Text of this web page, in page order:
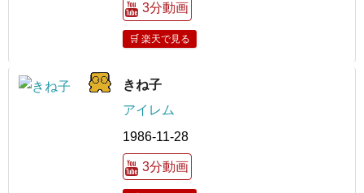
3分動画
🛒 楽天で見る
きね子
アイレム
1986-11-28
3分動画